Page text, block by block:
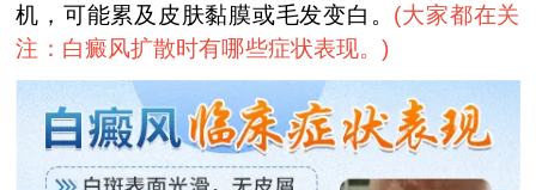
机，可能累及皮肤黏膜或毛发变白。 (大家都在关
注：白癜风扩散时有哪些症状表现。)